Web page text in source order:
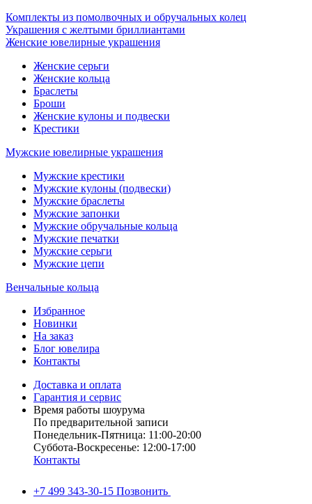
Комплекты из помолвочных и обручальных колец
Украшения с желтыми бриллиантами
Женские ювелирные украшения
Женские серьги
Женские кольца
Браслеты
Броши
Женские кулоны и подвески
Крестики
Мужские ювелирные украшения
Мужские крестики
Мужские кулоны (подвески)
Мужские браслеты
Мужские запонки
Мужские обручальные кольца
Мужские печатки
Мужские серьги
Мужские цепи
Венчальные кольца
Избранное
Новинки
На заказ
Блог ювелира
Контакты
Доставка и оплата
Гарантия и сервис
Время работы шоурума
По предварительной записи
Понедельник-Пятница: 11:00-20:00
Суббота-Bоcкресенье: 12:00-17:00
Контакты
+7 499 343-30-15 Позвонить